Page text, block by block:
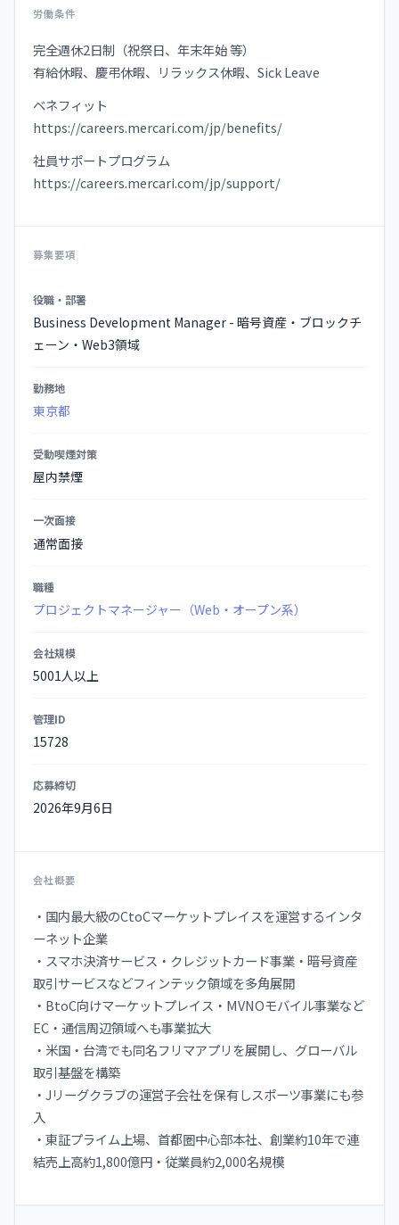
労働条件
完全週休2日制（祝祭日、年末年始 等）
有給休暇、慶弔休暇、リラックス休暇、Sick Leave
ベネフィット
https://careers.mercari.com/jp/benefits/
社員サポートプログラム
https://careers.mercari.com/jp/support/
募集要項
集
要
項
細
役職・部署
Business Development Manager - 暗号資産・ブロックチ
ェーン・Web3領域
勤務地
東京都
受動喫煙対策
屋内禁煙
一次面接
通常面接
職種
プロジェクトマネージャー（Web・オープン系）
会社規模
5001人以上
管理ID
15728
応募締切
2026年9月6日
会社概要
・国内最大級のCtoCマーケットプレイスを運営するインタ
ーネット企業
・スマホ決済サービス・クレジットカード事業・暗号資産
取引サービスなどフィンテック領域を多角展開
・BtoC向けマーケットプレイス・MVNOモバイル事業など
EC・通信周辺領域へも事業拡大
・米国・台湾でも同名フリマアプリを展開し、グローバル
取引基盤を構築
・Jリーグクラブの運営子会社を保有しスポーツ事業にも参
入
・東証プライム上場、首都圏中心部本社、創業約10年で連
結売上高約1,800億円・従業員約2,000名規模